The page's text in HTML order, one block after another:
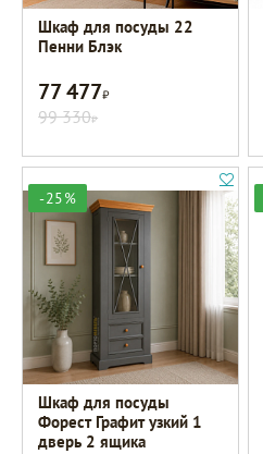
Шкаф для посуды 22
Пенни Блэк
77 477Р
99 330Р
-25%
Шкаф для посуды
Форест Графит узкий 1
дверь 2 ящика